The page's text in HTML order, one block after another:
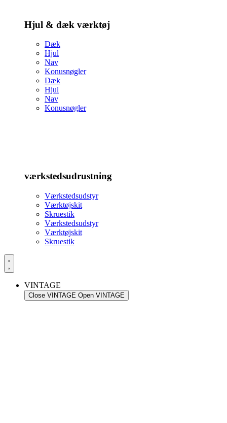
Hjul & dæk værktøj
Dæk
Hjul
Nav
Konusnøgler
Dæk
Hjul
Nav
Konusnøgler
værkstedsudrustning
Værkstedsudstyr
Værktøjskit
Skruestik
Værkstedsudstyr
Værktøjskit
Skruestik
VINTAGE
Close VINTAGE Open VINTAGE